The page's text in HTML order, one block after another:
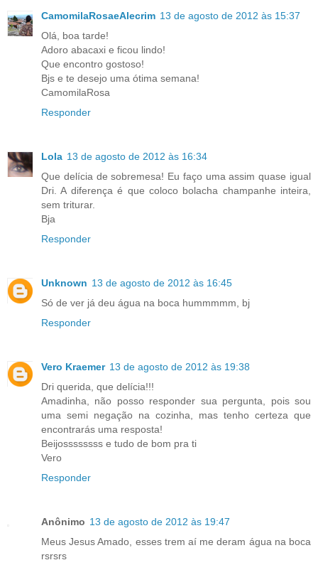
CamomilaRosaeAlecrim 13 de agosto de 2012 às 15:37
Olá, boa tarde!
Adoro abacaxi e ficou lindo!
Que encontro gostoso!
Bjs e te desejo uma ótima semana!
CamomilaRosa
Responder
Lola 13 de agosto de 2012 às 16:34
Que delícia de sobremesa! Eu faço uma assim quase igual
Dri. A diferença é que coloco bolacha champanhe inteira,
sem triturar.
Bja
Responder
Unknown 13 de agosto de 2012 às 16:45
Só de ver já deu água na boca hummmmm, bj
Responder
Vero Kraemer 13 de agosto de 2012 às 19:38
Dri querida, que delícia!!!
Amadinha, não posso responder sua pergunta, pois sou
uma semi negação na cozinha, mas tenho certeza que
encontrarás uma resposta!
Beijossssssss e tudo de bom pra ti
Vero
Responder
Anônimo 13 de agosto de 2012 às 19:47
Meus Jesus Amado, esses trem aí me deram água na boca
rsrsrs